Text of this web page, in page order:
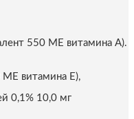
550 МЕ витамина A).
МЕ витамина E),
0,1% 10,0 мг